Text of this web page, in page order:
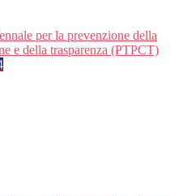
per la prevenzione della
e della trasparenza (PTPCT)